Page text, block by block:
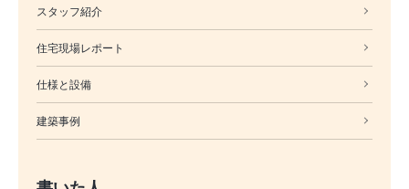
スタッフ紹介
住宅現場レポート
仕様と設備
建築事例